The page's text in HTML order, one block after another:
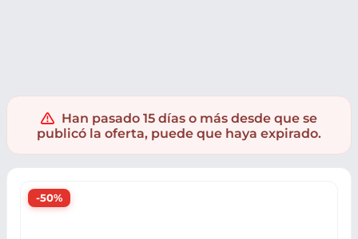
Han pasado 15 días o más desde que se
publicó la oferta, puede que haya expirado.
-50%